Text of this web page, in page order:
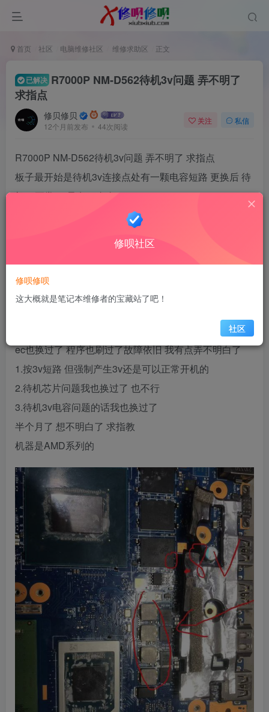
首页 社区 电脑维修社区 维修求助区 正文
已解决 R7000P NM-D562待机3v问题 弄不明了
求指点
修贝修贝
12个月前发布 44次阅读
关注 私信
R7000P NM-D562待机3v问题 弄不明了 求指点
板子最开始是待机3v连接点处有一颗电容短路 更换后 待
机5v正常 3v只有1v左右
主板各电感阻值我打了一遍都还正常
大概3.2v 开机可以显示 但进不去系统黑屏 或者死机不稳
还一个图就是cpu电感处 无论我连接让其待机正常还是
ec也换过了 程序也刷过了故障依旧 我有点弄不明白了
1.按3v短路 但强制产生3v还是可以正常开机的
2.待机芯片问题我也换过了 也不行
3.待机3v电容问题的话我也换过了
半个月了 想不明白了 求指教
机器是AMD系列的
修呗社区
修呗修呗
这大概就是笔记本维修者的宝藏站了吧！
社区